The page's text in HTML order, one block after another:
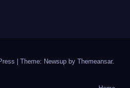
Theme: Newsup by Themeansar.